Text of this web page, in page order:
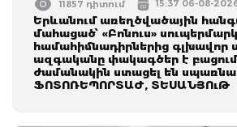
11857 դիտում 15:37 06-08-
Երևանում առեղծվածային
մահացած՝ «Բոնուս»
համահիմնադիրներից գլխավոր
ազգականը փակագծեր է
ժամանակին ստացել են
ՖՈՏՈՌԵՊՈՐՏԱԺ, ՏԵՍԱՆՅՈւԹ